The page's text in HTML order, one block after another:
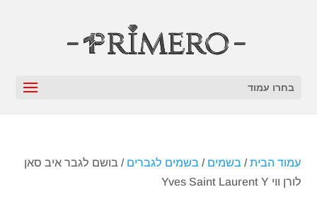
בחרו עמוד
עמוד הבית/בשמים /בשמים לגברים / בושם לגבר איב סאן
לורן ווי Yves Saint Laurent Y